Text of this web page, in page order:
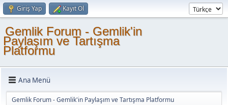
Giriş Yap Kayıt Ol
Gemlik Forum - Gemlik'in
Paylaşım ve Tartışma
Platformu
Ana Menü
Gemlik Forum - Gemlik'in Paylaşım ve Tartışma Platformu